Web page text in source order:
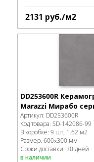
2131 руб./м2
DD253600R
Marazzi Мирабо
Артикул: DD253600R
Код товара: SD-142086-99
В коробке: 9 шт, 1.62 м2
Размер: 600x300 мм
Сроки доставки: 30 дней
в наличии